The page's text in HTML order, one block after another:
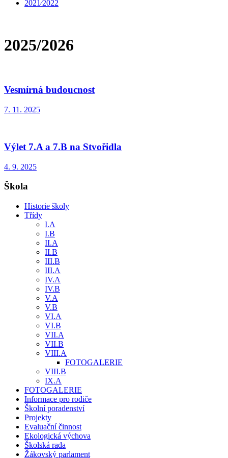
2021⁄2022
2025/2026
Vesmírná budoucnost
7. 11. 2025
Výlet 7.A a 7.B na Stvořidla
4. 9. 2025
Škola
Historie školy
Třídy
I.A
I.B
II.A
II.B
III.B
III.A
IV.A
IV.B
V.A
V.B
VI.A
VI.B
VII.A
VII.B
VIII.A
FOTOGALERIE
VIII.B
IX.A
FOTOGALERIE
Informace pro rodiče
Školní poradenství
Projekty
Evaluační činnost
Ekologická výchova
Školská rada
Žákovský parlament